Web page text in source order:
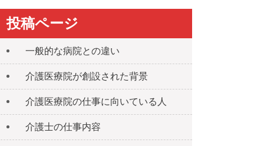
投稿ページ
一般的な病院との違い
介護医療院が創設された背景
介護医療院の仕事に向いている人
介護士の仕事内容